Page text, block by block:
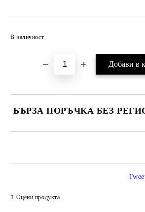
В наличност
БЪРЗА ПОРЪЧКА БЕЗ
Оцени продукта